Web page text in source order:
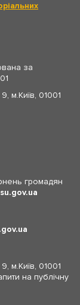
за
м.Київ, 01001
громадян
м.Київ, 01001
на публічну